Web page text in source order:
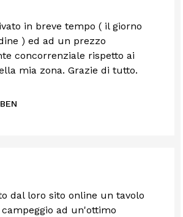
in breve tempo ( il giorno
) ed ad un prezzo
concorrenziale rispetto ai
mia zona. Grazie di tutto.
dal loro sito online un tavolo
ad un'ottimo